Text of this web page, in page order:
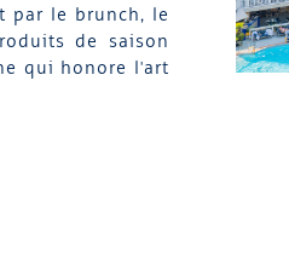
par le brunch, le
de saison
qui honore l'art